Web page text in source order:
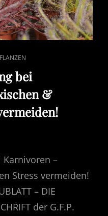
bei
&
Karnivoren –
Stress vermeiden!
– DIE
der G.F.P.